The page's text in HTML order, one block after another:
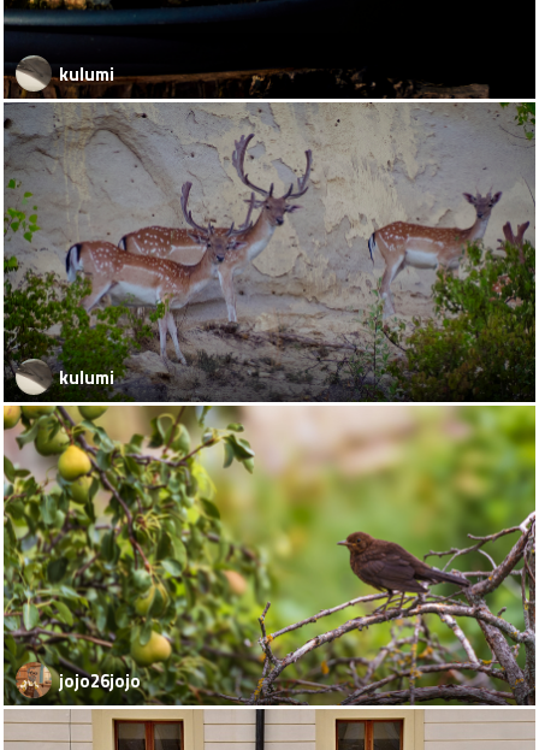
kulumi
kulumi
jojo26jojo